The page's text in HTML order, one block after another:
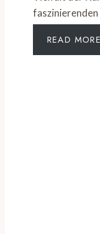
faszinierenden
READ MORE